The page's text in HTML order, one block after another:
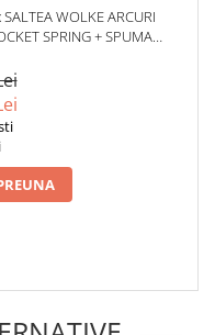
SALTEA WOLKE ARCURI
SPRING + SPUMA